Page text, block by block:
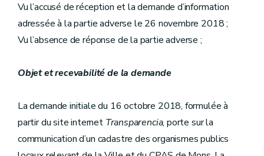
Vu l’accusé de réception et la demande d’information
adressée à la partie adverse le 26 novembre 2018 ;
Vu l’absence de réponse de la partie adverse ;
Objet et recevabilité de la demande
La demande initiale du 16 octobre 2018, formulée à
partir du site internet Transparencia, porte sur la
communication d’un cadastre des organismes publics